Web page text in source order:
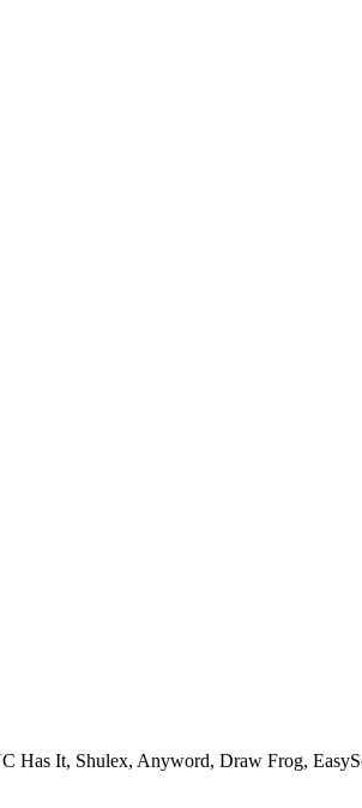
It, Shulex, Anyword, Draw Frog,